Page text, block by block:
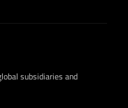
subsidiaries and